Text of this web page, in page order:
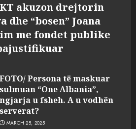
akuzon drejtorin
“bosen” Joana
me fondet publike
FOTO/ Persona të maskuar
sulmuan “One Albania”,
ngjarja u fsheh. A u vodhën
serverat?
MARCH 25, 2025